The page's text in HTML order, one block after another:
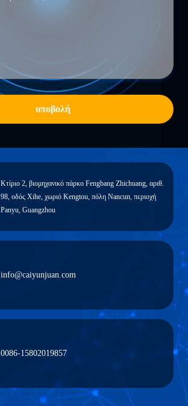
υποβολή
Κτίριο 2, βιομηχανικό πάρκο Fengbang Zhichuang, αριθ.
98, οδός Xihe, χωριό Kengtou, πόλη Nancun, περιοχή
Panyu, Guangzhou
info@caiyunjuan.com
0086-15802019857